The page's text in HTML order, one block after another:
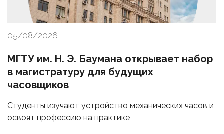
05/08/2026
МГТУ им. Н. Э. Баумана открывает набор
в магистратуру для будущих
часовщиков
Студенты изучают устройство механических часов и
освоят профессию на практике